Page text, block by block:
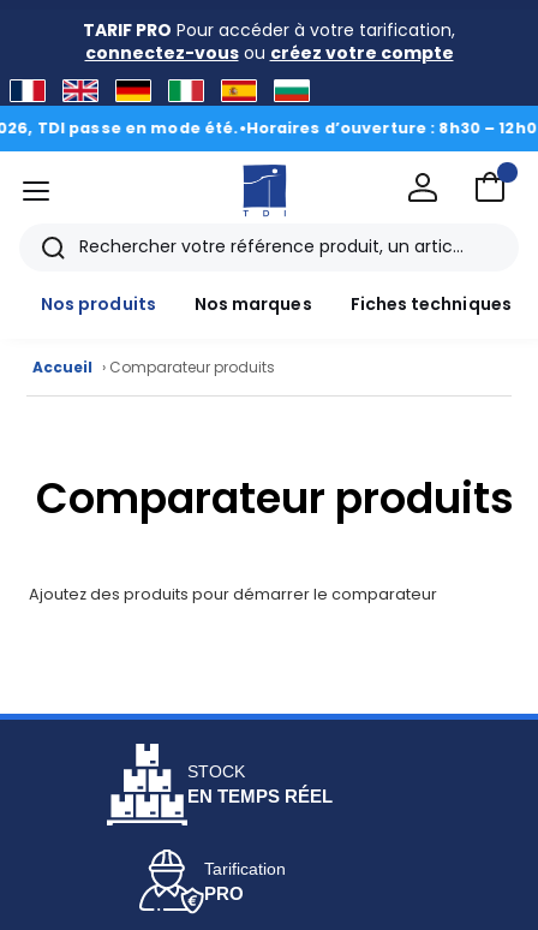
TARIF PRO Pour accéder à votre tarification,
connectez-vousou créez votre compte
TDI passe en mode été.•Horaires d’ouverture : 8h30 – 12h00
Nos
produits
Nos
marques
Fiches
Documentations
compte
menu
Rechercher
Nos produits
Nos marques Fiches techniques
Accueil › Comparateur produits
Comparateur produits
Ajoutez des produits pour démarrer le comparateur
STOCK
EN TEMPS RÉEL
Tarification
PRO